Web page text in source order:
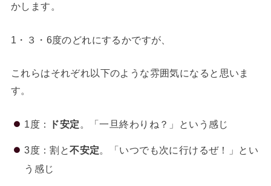
かします。
1・３・6度のどれにするかですが、
これらはそれぞれ以下のような雰囲気になると思いま
す。
1度： ド安定 。「一旦終わりね？」という感じ
3度：割と不安定。「いつでも次に行けるぜ！」とい
う感じ